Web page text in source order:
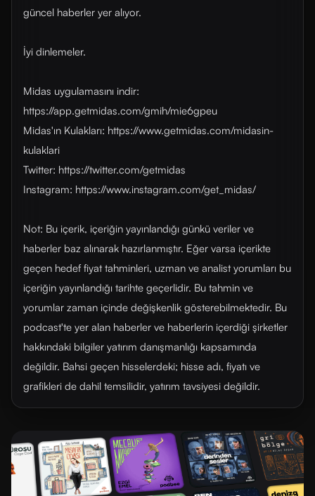
güncel haberler yer alıyor.
İyi dinlemeler.
Midas uygulamasını indir:
https://app.getmidas.com/gmih/mie6gpeu
Midas'ın Kulakları: https://www.getmidas.com/midasin-
kulaklari
Twitter: https://twitter.com/getmidas
Instagram: https://www.instagram.com/get_midas/
Not: Bu içerik, içeriğin yayınlandığı günkü veriler ve
haberler baz alınarak hazırlanmıştır. Eğer varsa içerikte
geçen hedef fiyat tahminleri, uzman ve analist yorumları bu
içeriğin yayınlandığı tarihte geçerlidir. Bu tahmin ve
yorumlar zaman içinde değişkenlik gösterebilmektedir. Bu
podcast'te yer alan haberler ve haberlerin içerdiği şirketler
hakkındaki bilgiler yatırım danışmanlığı kapsamında
değildir. Bahsi geçen hisselerdeki; hisse adı, fiyatı ve
grafikleri de dahil temsilidir, yatırım tavsiyesi değildir.